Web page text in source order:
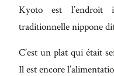
Kyoto est l’endroit
traditionnelle nippone
C’est un plat qui était
Il est encore